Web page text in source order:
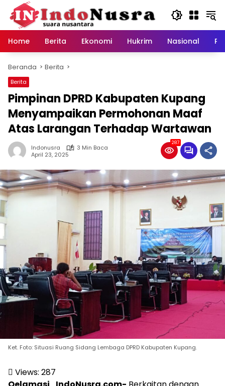
Langsung
konten
Home
Berita Ekonomi Hukrim Nasional
Beranda Berita
Berita
Pimpinan DPRD Kabupaten Kupang
Menyampaikan Permohonan Maaf
Atas Larangan Terhadap Wartawan
Indonusra
3 Min Baca
April 23, 2025
287
Ket. Foto: Situasi Ruang Sidang Lembaga DPRD Kabupaten Kupang.
Views: 287